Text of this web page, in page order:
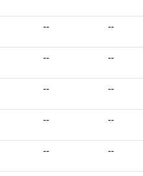
-- --
-- --
-- --
-- --
-- --